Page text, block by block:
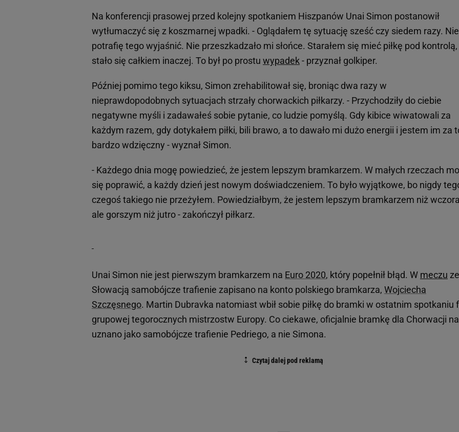
Na konferencji prasowej przed kolejny spotkaniem Hiszpanów Unai Simon postanowił
wytłumaczyć się z koszmarnej wpadki. - Oglądałem tę sytuację sześć czy siedem razy. Nie
potrafię tego wyjaśnić. Nie przeszkadzało mi słońce. Starałem się mieć piłkę pod kontrolą,
stało się całkiem inaczej. To był po prostu wypadek- przyznał golkiper.
Później pomimo tego kiksu, Simon zrehabilitował się, broniąc dwa razy w
nieprawdopodobnych sytuacjach strzały chorwackich piłkarzy. - Przychodziły do ciebie
negatywne myśli i zadawałeś sobie pytanie, co ludzie pomyślą. Gdy kibice wiwatowali za
każdym razem, gdy dotykałem piłki, bili brawo, a to dawało mi dużo energii i jestem im za
bardzo wdzięczny - wyznał Simon.
- Każdego dnia mogę powiedzieć, że jestem lepszym bramkarzem. W małych rzeczach
się poprawić, a każdy dzień jest nowym doświadczeniem. To było wyjątkowe, bo nigdy
czegoś takiego nie przeżyłem. Powiedziałbym, że jestem lepszym bramkarzem niż
ale gorszym niż jutro - zakończył piłkarz.
Unai Simon nie jest pierwszym bramkarzem na Euro 2020, który popełnił błąd. W meczu ze
Słowacją samobójcze trafienie zapisano na konto polskiego bramkarza, Wojciecha
Szczęsnego. Martin Dubravka natomiast wbił sobie piłkę do bramki w ostatnim spotkaniu
grupowej tegorocznych mistrzostw Europy. Co ciekawe, oficjalnie bramkę dla Chorwacji
uznano jako samobójcze trafienie Pedriego, a nie Simona.